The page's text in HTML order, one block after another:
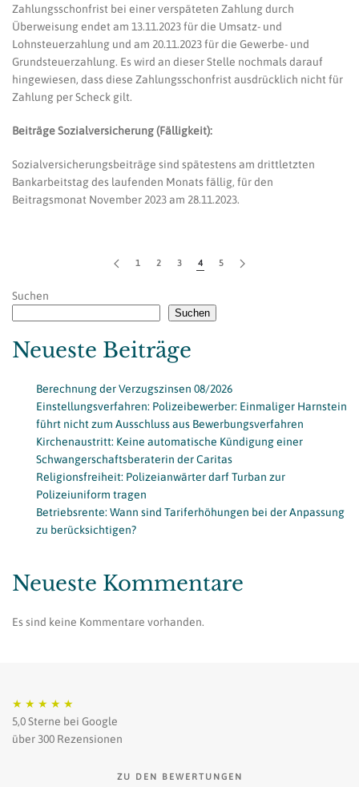
Zahlungsschonfrist bei einer verspäteten Zahlung durch
Überweisung endet am 13.11.2023 für die Umsatz- und
Lohnsteuerzahlung und am 20.11.2023 für die Gewerbe- und
Grundsteuerzahlung. Es wird an dieser Stelle nochmals darauf
hingewiesen, dass diese Zahlungsschonfrist ausdrücklich nicht für
Zahlung per Scheck gilt.
Beiträge Sozialversicherung (Fälligkeit):
Sozialversicherungsbeiträge sind spätestens am drittletzten
Bankarbeitstag des laufenden Monats fällig, für den
Beitragsmonat November 2023 am 28.11.2023.
1 2 3 4 5
Suchen
Suchen
Neueste Beiträge
Berechnung der Verzugszinsen 08/2026
Einstellungsverfahren: Polizeibewerber: Einmaliger Harnstein
führt nicht zum Ausschluss aus Bewerbungsverfahren
Kirchenaustritt: Keine automatische Kündigung einer
Schwangerschaftsberaterin der Caritas
Religionsfreiheit: Polizeianwärter darf Turban zur
Polizeiuniform tragen
Betriebsrente: Wann sind Tariferhöhungen bei der Anpassung
zu berücksichtigen?
Neueste Kommentare
Es sind keine Kommentare vorhanden.
★ ★ ★ ★ ★
5,0 Sterne bei Google
über 300 Rezensionen
ZU DEN BEWERTUNGEN